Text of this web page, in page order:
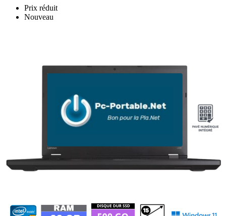
Prix réduit
Nouveau